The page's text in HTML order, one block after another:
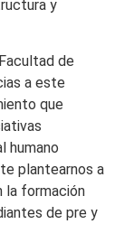
y
de
a este
que
humano
plantearnos a
la formación
de pre y